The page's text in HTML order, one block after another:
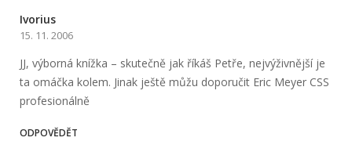
Ivorius
15. 11. 2006
JJ, výborná knížka – skutečně jak říkáš Petře, nejvýživnější je
ta omáčka kolem. Jinak ještě můžu doporučit Eric Meyer CSS
profesionálně
ODPOVĚDĚT